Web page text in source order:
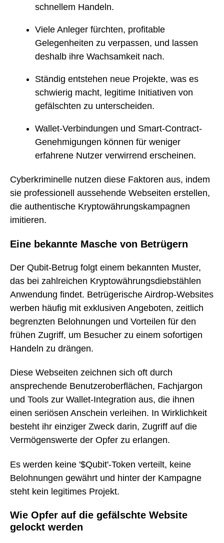
schnellem Handeln.
Viele Anleger fürchten, profitable
Gelegenheiten zu verpassen, und lassen
deshalb ihre Wachsamkeit nach.
Ständig entstehen neue Projekte, was es
schwierig macht, legitime Initiativen von
gefälschten zu unterscheiden.
Wallet-Verbindungen und Smart-Contract-
Genehmigungen können für weniger
erfahrene Nutzer verwirrend erscheinen.
Cyberkriminelle nutzen diese Faktoren aus, indem
sie professionell aussehende Webseiten erstellen,
die authentische Kryptowährungskampagnen
imitieren.
Eine bekannte Masche von Betrügern
Der Qubit-Betrug folgt einem bekannten Muster,
das bei zahlreichen Kryptowährungsdiebstählen
Anwendung findet. Betrügerische Airdrop-Websites
werben häufig mit exklusiven Angeboten, zeitlich
begrenzten Belohnungen und Vorteilen für den
frühen Zugriff, um Besucher zu einem sofortigen
Handeln zu drängen.
Diese Webseiten zeichnen sich oft durch
ansprechende Benutzeroberflächen, Fachjargon
und Tools zur Wallet-Integration aus, die ihnen
einen seriösen Anschein verleihen. In Wirklichkeit
besteht ihr einziger Zweck darin, Zugriff auf die
Vermögenswerte der Opfer zu erlangen.
Es werden keine '$Qubit'-Token verteilt, keine
Belohnungen gewährt und hinter der Kampagne
steht kein legitimes Projekt.
Wie Opfer auf die gefälschte Website
gelockt werden